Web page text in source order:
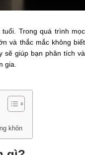
Trong quá trình mọc
và thắc mắc không biết
sẽ giúp bạn phân tích và
gia.
khôn